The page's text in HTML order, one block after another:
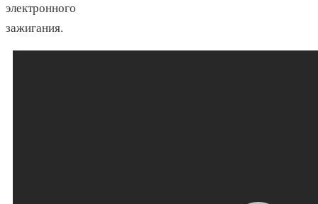
электронного
зажигания.